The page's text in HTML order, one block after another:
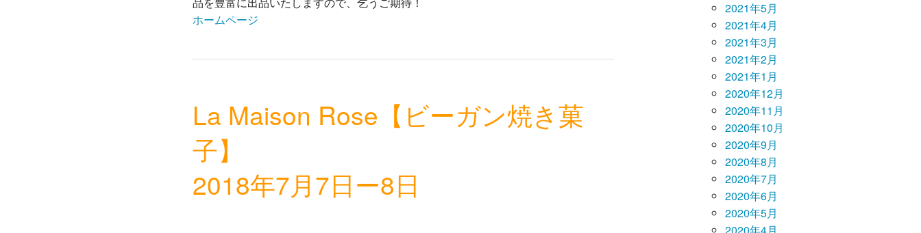
ホームページ
La Maison Rose【ビーガン焼き菓
子】
2018年7月7日ー8日
2021年5月
2021年4月
2021年3月
2021年2月
2021年1月
2020年12月
2020年11月
2020年10月
2020年9月
2020年8月
2020年7月
2020年6月
2020年5月